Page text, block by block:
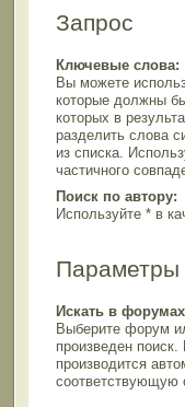
Запрос
Ключевые слова:
Вы можете
которые должны
которых в
разделить слова
из списка.
частичного
Поиск по автору:
Используйте * в
Параметры
Искать в
Выберите форум
произведен
производится
соответствующую